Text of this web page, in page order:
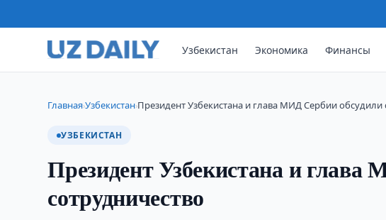
Узбекистан Экономика Финансы
Главная›Узбекистан›Президент Узбекистана и глава МИД Сербии обсудили
УЗБЕКИСТАН
Президент Узбекистана и
сотрудничество